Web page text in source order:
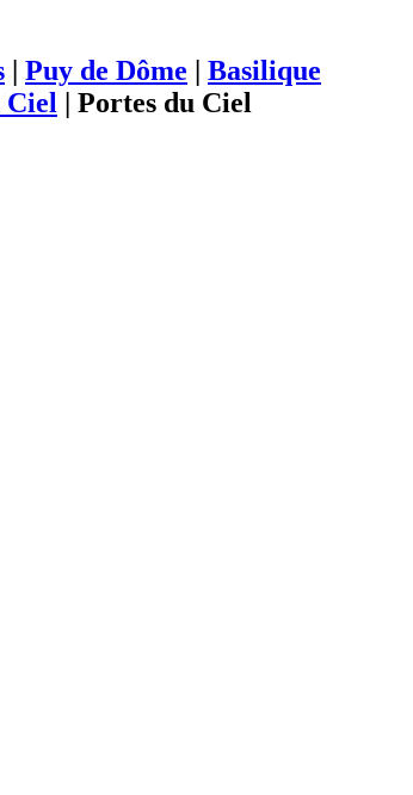
| Puy de Dôme | Basilique
Ciel | Portes du Ciel